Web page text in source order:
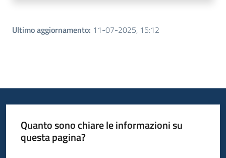
Ultimo aggiornamento: 11-07-2025, 15:12
Quanto sono chiare le informazioni su
questa pagina?